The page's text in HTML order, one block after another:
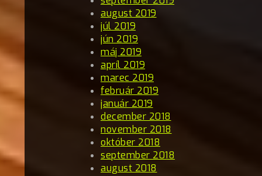
august 2019
júl 2019
jún 2019
máj 2019
apríl 2019
marec 2019
február 2019
január 2019
december 2018
november 2018
október 2018
september 2018
august 2018